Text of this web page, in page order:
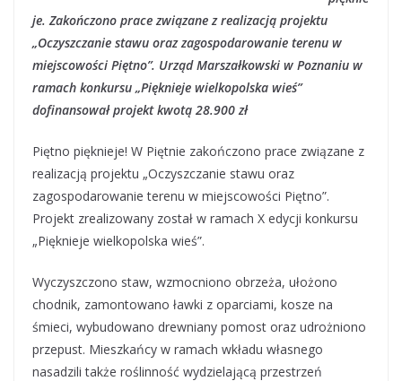
je. Zakończono prace związane z realizacją projektu
„Oczyszczanie stawu oraz zagospodarowanie terenu w
miejscowości Piętno”. Urząd Marszałkowski w Poznaniu w
ramach konkursu „Pięknieje wielkopolska wieś”
dofinansował projekt kwotą 28.900 zł
Piętno pięknieje! W Piętnie zakończono prace związane z
realizacją projektu „Oczyszczanie stawu oraz
zagospodarowanie terenu w miejscowości Piętno”.
Projekt zrealizowany został w ramach X edycji konkursu
„Pięknieje wielkopolska wieś”.
Wyczyszczono staw, wzmocniono obrzeża, ułożono
chodnik, zamontowano ławki z oparciami, kosze na
śmieci, wybudowano drewniany pomost oraz udrożniono
przepust. Mieszkańcy w ramach wkładu własnego
nasadzili także roślinność wydzielającą przestrzeń